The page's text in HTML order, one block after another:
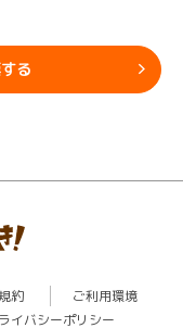
る
約
ご利用環境
イバシーポリシー